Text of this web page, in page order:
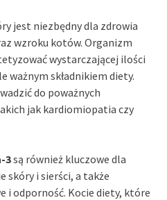
jest niezbędny dla zdrowia
wzroku kotów. Organizm
wystarczającej ilości
ważnym składnikiem diety.
do poważnych
jak kardiomiopatia czy
3są również kluczowe dla
skóry i sierści, a także
i odporność. Kocie diety, które